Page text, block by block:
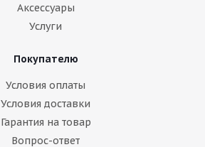
Аксессуары
Услуги
Покупателю
Условия оплаты
Условия доставки
Гарантия на товар
Вопрос-ответ